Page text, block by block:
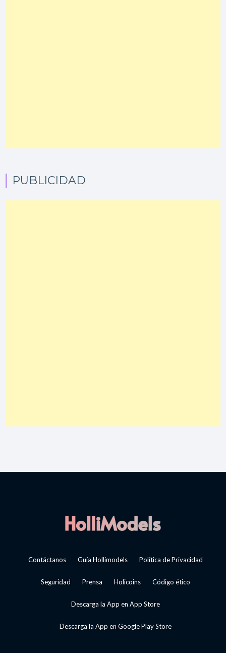
PUBLICIDAD
Contáctanos Guía Hollimodels Política de Privacidad
Seguridad Prensa Holicoins Código ético
Descarga la App en App Store
Descarga la App en Google Play Store